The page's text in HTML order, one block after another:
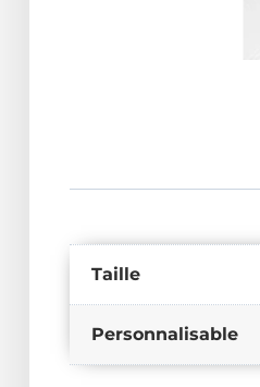
Taille
Personnalisable